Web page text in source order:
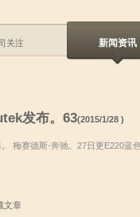
关注 新闻资讯
发布。63(2015/1/28 )
梅赛德斯-奔驰。27日更E220
文章